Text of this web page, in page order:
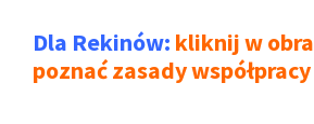
Dla Rekinów: kliknij w
poznać zasady